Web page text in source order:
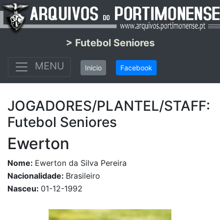
> Futebol Seniores
MENU
Inicio Facebook
JOGADORES/PLANTEL/STAFF:
Futebol Seniores
Ewerton
Nome: Ewerton da Silva Pereira
Nacionalidade: Brasileiro
Nasceu: 01-12-1992